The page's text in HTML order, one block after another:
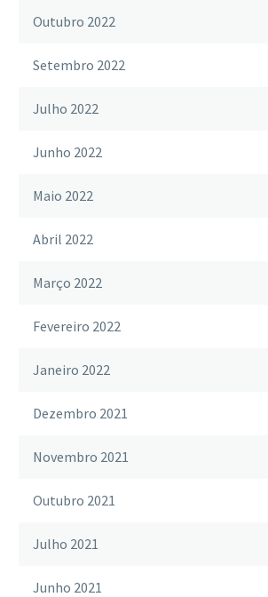
Outubro 2022
Setembro 2022
Julho 2022
Junho 2022
Maio 2022
Abril 2022
Março 2022
Fevereiro 2022
Janeiro 2022
Dezembro 2021
Novembro 2021
Outubro 2021
Julho 2021
Junho 2021